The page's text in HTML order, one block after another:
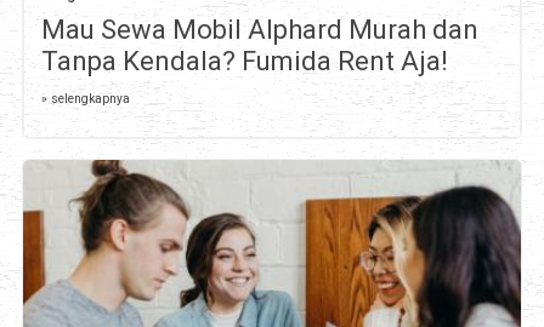
Mau Sewa Mobil Alphard Murah dan
Tanpa Kendala? Fumida Rent Aja!
» selengkapnya